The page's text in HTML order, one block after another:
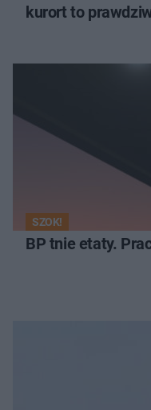
kurort to
SZOK!
BP tnie etaty.